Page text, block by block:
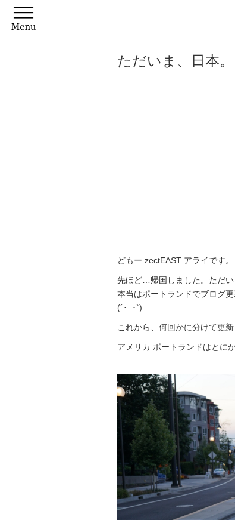
ただいま、日本。
どもー zectEAST アライです。
先ほど…帰国しました。ただい
本当はポートランドでブログ
(´･_･`)
これから、何回かに分けて更新
アメリカ ポートランドはとに